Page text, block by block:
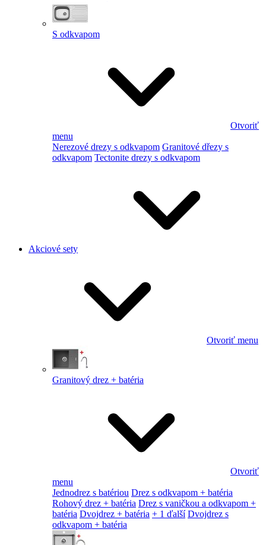
S odkvapom
Otvoriť
menu
Nerezové drezy s odkvapom Granitové dřezy s
odkvapom Tectonite drezy s odkvapom
Akciové sety
Otvoriť menu
Granitový drez + batéria
Otvoriť
menu
Jednodrez s batériou Drez s odkvapom + batéria
Rohový drez + batéria Drez s vaničkou a odkvapom +
batéria Dvojdrez + batéria + 1 ďalší Dvojdrez s
odkvapom + batéria